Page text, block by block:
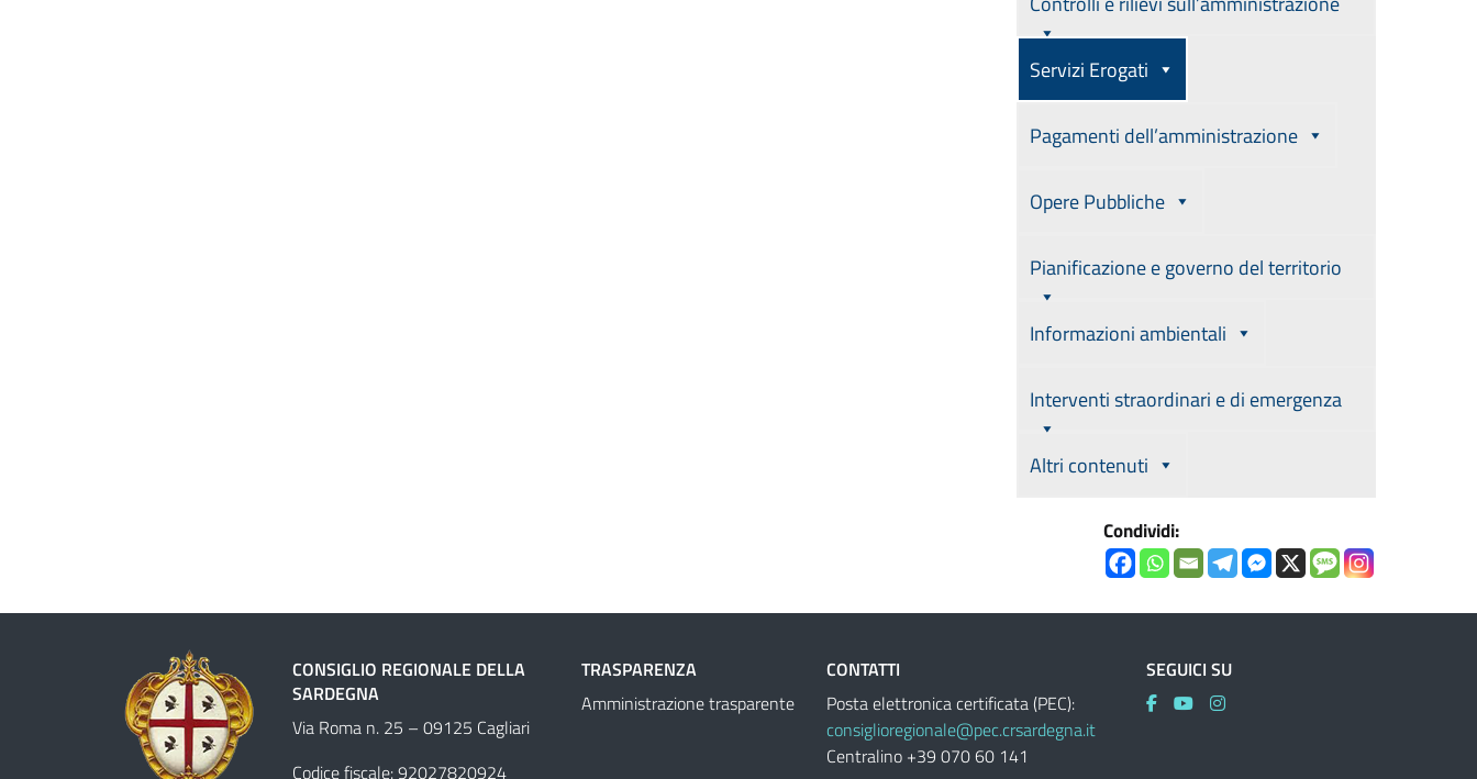
Servizi Erogati
Pagamenti dell’amministrazione
Opere Pubbliche
Pianificazione e governo del territorio
Informazioni ambientali
Interventi straordinari e di emergenza
Altri contenuti
Condividi:
CONSIGLIO REGIONALE DELLA
SARDEGNA
Via Roma n. 25 – 09125 Cagliari
Codice fiscale: 92027820924
TRASPARENZA
Amministrazione trasparente
CONTATTI
Posta elettronica certificata (PEC):
consiglioregionale@pec.crsardegna.it
Centralino +39 070 60 141
SEGUICI SU